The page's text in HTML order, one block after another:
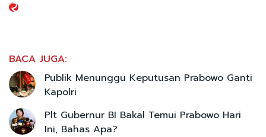
BACA JUGA:
Publik Menunggu Keputusan Prabowo Ganti
Kapolri
Plt Gubernur BI Bakal Temui Prabowo Hari
Ini, Bahas Apa?